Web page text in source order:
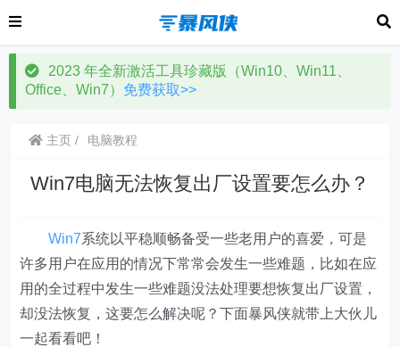
2023 年全新激活工具珍藏版（Win10、Win11、
Office、Win7） 免费获取>>
主页 电脑教程
Win7电脑无法恢复出厂设置要怎么办？
Win7系统以平稳顺畅备受一些老用户的喜爱，可是
许多用户在应用的情况下常常会发生一些难题，比如在应
用的全过程中发生一些难题没法处理要想恢复出厂设置，
却没法恢复，这要怎么解决呢？下面暴风侠就带上大伙儿
一起看看吧！